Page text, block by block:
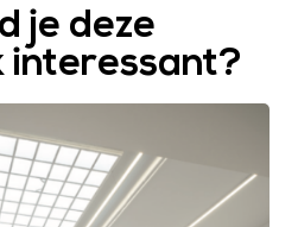
je deze